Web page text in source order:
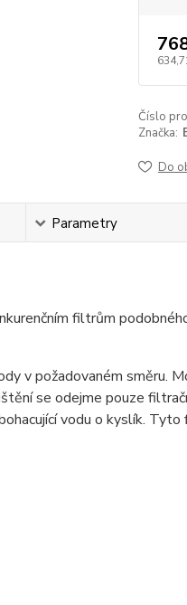
Číslo
Značka:
Do
Parametry
filtrům
v požadovaném
se odejme pouze
vodu o kyslík.